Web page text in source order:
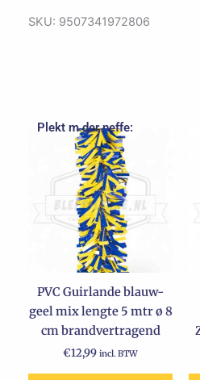
SKU: 9507341972806
Plekt m der neffe:
PVC Guirlande blauw-
geel mix lengte 5 mtr ø 8
cm brandvertragend
€12,99 incl. BTW